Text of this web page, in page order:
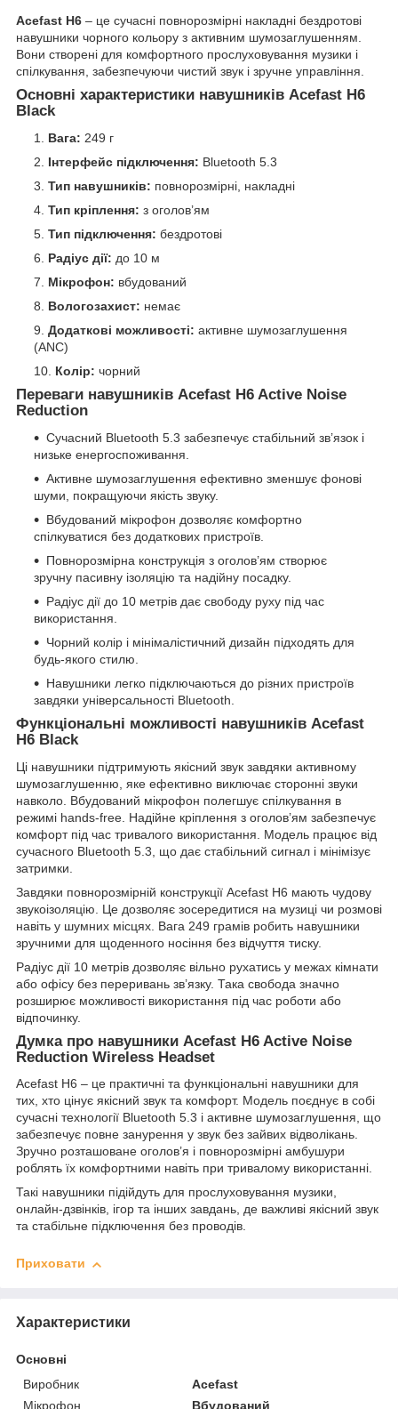
Acefast H6 – це сучасні повнорозмірні накладні бездротові
навушники чорного кольору з активним шумозаглушенням.
Вони створені для комфортного прослуховування музики і
спілкування, забезпечуючи чистий звук і зручне управління.
Основні характеристики навушників Acefast H6
Black
Вага: 249 г
Інтерфейс підключення: Bluetooth 5.3
Тип навушників: повнорозмірні, накладні
Тип кріплення: з оголов’ям
Тип підключення: бездротові
Радіус дії: до 10 м
Мікрофон: вбудований
Вологозахист: немає
Додаткові можливості: активне шумозаглушення
(ANC)
Колір: чорний
Переваги навушників Acefast H6 Active Noise
Reduction
Сучасний Bluetooth 5.3 забезпечує стабільний зв’язок і
низьке енергоспоживання.
Активне шумозаглушення ефективно зменшує фонові
шуми, покращуючи якість звуку.
Вбудований мікрофон дозволяє комфортно
спілкуватися без додаткових пристроїв.
Повнорозмірна конструкція з оголов’ям створює
зручну пасивну ізоляцію та надійну посадку.
Радіус дії до 10 метрів дає свободу руху під час
використання.
Чорний колір і мінімалістичний дизайн підходять для
будь-якого стилю.
Навушники легко підключаються до різних пристроїв
завдяки універсальності Bluetooth.
Функціональні можливості навушників Acefast
H6 Black
Ці навушники підтримують якісний звук завдяки активному
шумозаглушенню, яке ефективно виключає сторонні звуки
навколо. Вбудований мікрофон полегшує спілкування в
режимі hands-free. Надійне кріплення з оголов’ям забезпечує
комфорт під час тривалого використання. Модель працює від
сучасного Bluetooth 5.3, що дає стабільний сигнал і мінімізує
затримки.
Завдяки повнорозмірній конструкції Acefast H6 мають чудову
звукоізоляцію. Це дозволяє зосередитися на музиці чи розмові
навіть у шумних місцях. Вага 249 грамів робить навушники
зручними для щоденного носіння без відчуття тиску.
Радіус дії 10 метрів дозволяє вільно рухатись у межах кімнати
або офісу без переривань зв’язку. Така свобода значно
розширює можливості використання під час роботи або
відпочинку.
Думка про навушники Acefast H6 Active Noise
Reduction Wireless Headset
Acefast H6 – це практичні та функціональні навушники для
тих, хто цінує якісний звук та комфорт. Модель поєднує в собі
сучасні технології Bluetooth 5.3 і активне шумозаглушення, що
забезпечує повне занурення у звук без зайвих відволікань.
Зручно розташоване оголов’я і повнорозмірні амбушури
роблять їх комфортними навіть при тривалому використанні.
Такі навушники підійдуть для прослуховування музики,
онлайн-дзвінків, ігор та інших завдань, де важливі якісний звук
та стабільне підключення без проводів.
Приховати
Характеристики
Основні
Виробник
Acefast
Мікрофон
Вбудований